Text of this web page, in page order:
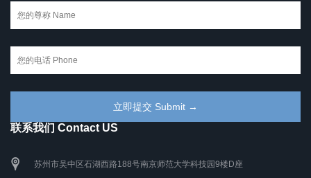
联系我们 Contact US
苏州市吴中区石湖西路188号南京师范大学科技园9楼D座